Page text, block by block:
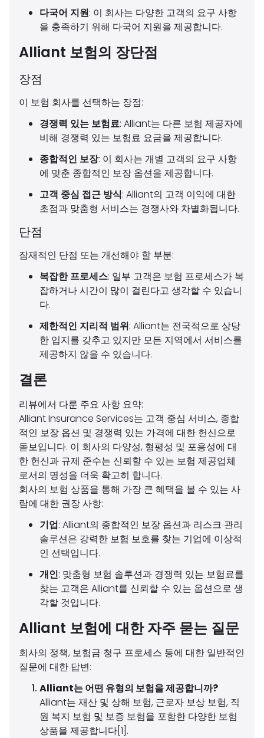
다국어 지원: 이 회사는 다양한 고객의 요구 사항
을 충족하기 위해 다국어 지원을 제공합니다.
Alliant 보험의 장단점
장점
이 보험 회사를 선택하는 장점:
경쟁력 있는 보험료: Alliant는 다른 보험 제공자에
비해 경쟁력 있는 보험료 요금을 제공합니다.
종합적인 보장: 이 회사는 개별 고객의 요구 사항
에 맞춘 종합적인 보장 옵션을 제공합니다.
고객 중심 접근 방식: Alliant의 고객 이익에 대한
초점과 맞춤형 서비스는 경쟁사와 차별화됩니다.
단점
잠재적인 단점 또는 개선해야 할 부분:
복잡한 프로세스: 일부 고객은 보험 프로세스가 복
잡하거나 시간이 많이 걸린다고 생각할 수 있습니
다.
제한적인 지리적 범위: Alliant는 전국적으로 상당
한 입지를 갖추고 있지만 모든 지역에서 서비스를
제공하지 않을 수 있습니다.
결론
리뷰에서 다룬 주요 사항 요약:
Alliant Insurance Services는 고객 중심 서비스, 종합
적인 보장 옵션 및 경쟁력 있는 가격에 대한 헌신으로
돋보입니다. 이 회사의 다양성, 형평성 및 포용성에 대
한 헌신과 규제 준수는 신뢰할 수 있는 보험 제공업체
로서의 명성을 더욱 확고히 합니다.
회사의 보험 상품을 통해 가장 큰 혜택을 볼 수 있는 사
람에 대한 권장 사항:
기업: Alliant의 종합적인 보장 옵션과 리스크 관리
솔루션은 강력한 보험 보호를 찾는 기업에 이상적
인 선택입니다.
개인: 맞춤형 보험 솔루션과 경쟁력 있는 보험료를
찾는 고객은 Alliant를 신뢰할 수 있는 옵션으로 생
각할 것입니다.
Alliant 보험에 대한 자주 묻는 질문
회사의 정책, 보험금 청구 프로세스 등에 대한 일반적인
질문에 대한 답변:
Alliant는 어떤 유형의 보험을 제공합니까?
Alliant는 재산 및 상해 보험, 근로자 보상 보험, 직
원 복지 보험 및 보증 보험을 포함한 다양한 보험
상품을 제공합니다[1].